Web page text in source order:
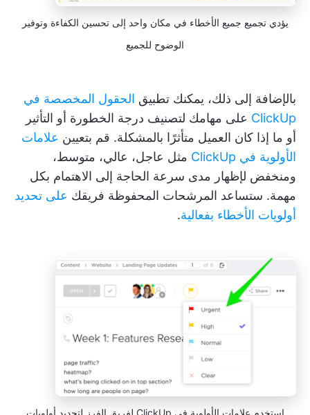
يؤدي تجميع جميع الأخطاء في مكان واحد إلى تحسين الكفاءة وتوفير
الوضوح للجميع
بالإضافة إلى ذلك، يمكنك تطبيق الحقول المخصصة في
ClickUp على مهامك لتصنيف درجة الخطورة أو التأثير
أو ما إذا كان العميل متأثرًا بالمشكلة. قم بتعيين علامات
الأولوية في ClickUp
مثل عاجل، عالي، متوسط،
ومنخفض لإظهار مدى سرعة الحاجة إلى الاهتمام بكل
مهمة. ستساعد المرشحات المحفوظة فريقك على تحديد
أولويات الأخطاء بفعالية.